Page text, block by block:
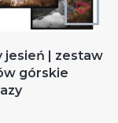
jesień | zestaw
górskie